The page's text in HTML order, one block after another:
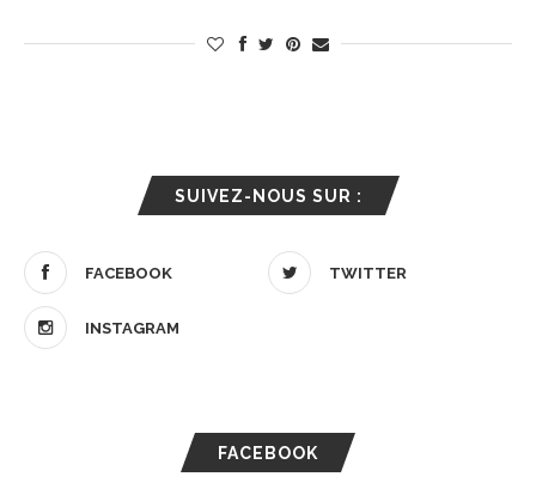
SUIVEZ-NOUS SUR :
FACEBOOK TWITTER
INSTAGRAM
FACEBOOK